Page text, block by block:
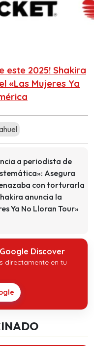
este 2025! Shakira
«Las Mujeres Ya
a periodista de
Asegura
con torturarla
anuncia la
Ya No Lloran Tour»
Discover
directamente en tu